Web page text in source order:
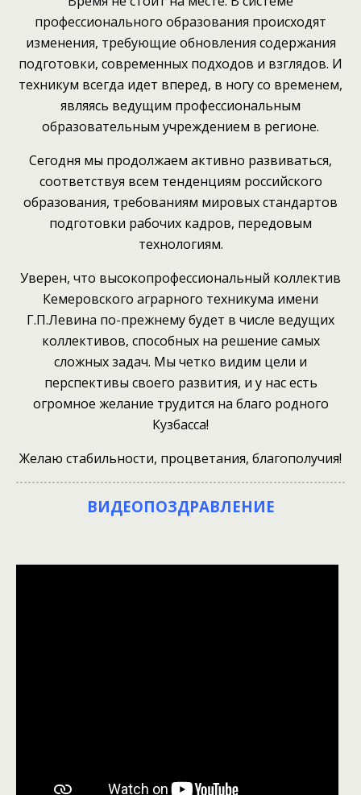
профессионального образования происходят
изменения, требующие обновления содержания
подготовки, современных подходов и взглядов. И
техникум всегда идет вперед, в ногу со временем,
являясь ведущим профессиональным
образовательным учреждением в регионе.
Сегодня мы продолжаем активно развиваться,
соответствуя всем тенденциям российского
образования, требованиям мировых стандартов
подготовки рабочих кадров, передовым
технологиям.
Уверен, что высокопрофессиональный коллектив
Кемеровского аграрного техникума имени
Г.П.Левина по-прежнему будет в числе ведущих
коллективов, способных на решение самых
сложных задач. Мы четко видим цели и
перспективы своего развития, и у нас есть
огромное желание трудится на благо родного
Кузбасса!
Желаю стабильности, процветания, благополучия!
ВИДЕОПОЗДРАВЛЕНИЕ